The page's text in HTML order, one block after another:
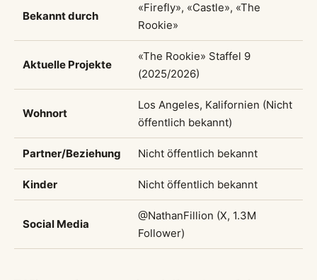
Bekannt durch
«Firefly», «Castle», «The
Rookie»
Aktuelle Projekte
«The Rookie» Staffel 9
(2025/2026)
Wohnort
Los Angeles, Kalifornien (Nicht
öffentlich bekannt)
Partner/Beziehung Nicht öffentlich bekannt
Kinder Nicht öffentlich bekannt
Social Media
@NathanFillion (X, 1.3M
Follower)